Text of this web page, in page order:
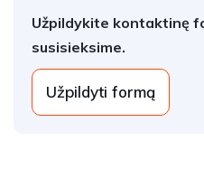
Užpildykite kontaktinę
susisieksime.
Užpildyti formą